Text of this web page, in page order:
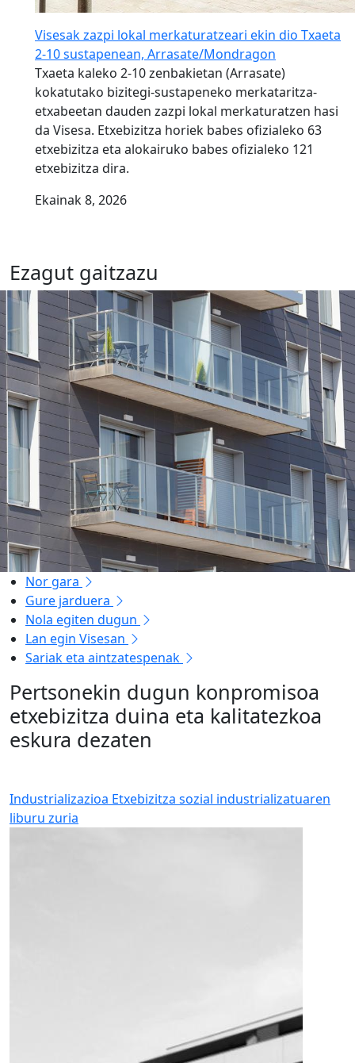
Visesak zazpi lokal merkaturatzeari ekin dio Txaeta
2-10 sustapenean, Arrasate/Mondragon
Txaeta kaleko 2-10 zenbakietan (Arrasate)
kokatutako bizitegi-sustapeneko merkataritza-
etxabeetan dauden zazpi lokal merkaturatzen hasi
da Visesa. Etxebizitza horiek babes ofizialeko 63
etxebizitza eta alokairuko babes ofizialeko 121
etxebizitza dira.
Ekainak 8, 2026
Ezagut gaitzazu
Nor gara
Gure jarduera
Nola egiten dugun
Lan egin Visesan
Sariak eta aintzatespenak
Pertsonekin dugun konpromisoa
etxebizitza duina eta kalitatezkoa
eskura dezaten
Industrializazioa Etxebizitza sozial industrializatuaren
liburu zuria